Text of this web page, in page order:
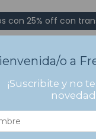
con 25% off con
o a
¡Suscribite y no